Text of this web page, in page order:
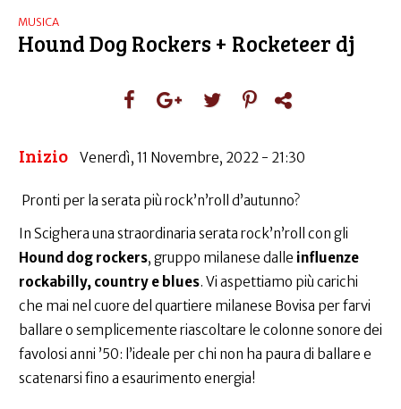
MUSICA
Hound Dog Rockers + Rocketeer dj
Inizio Venerdì, 11 Novembre, 2022 - 21:30
Pronti per la serata più rock’n’roll d’autunno?
In Scighera una straordinaria serata rock’n’roll con gli
Hound dog rockers, gruppo milanese dalle influenze
rockabilly, country e blues. Vi aspettiamo più carichi
che mai nel cuore del quartiere milanese Bovisa per farvi
ballare o semplicemente riascoltare le colonne sonore dei
favolosi anni ’50: l’ideale per chi non ha paura di ballare e
scatenarsi fino a esaurimento energia!